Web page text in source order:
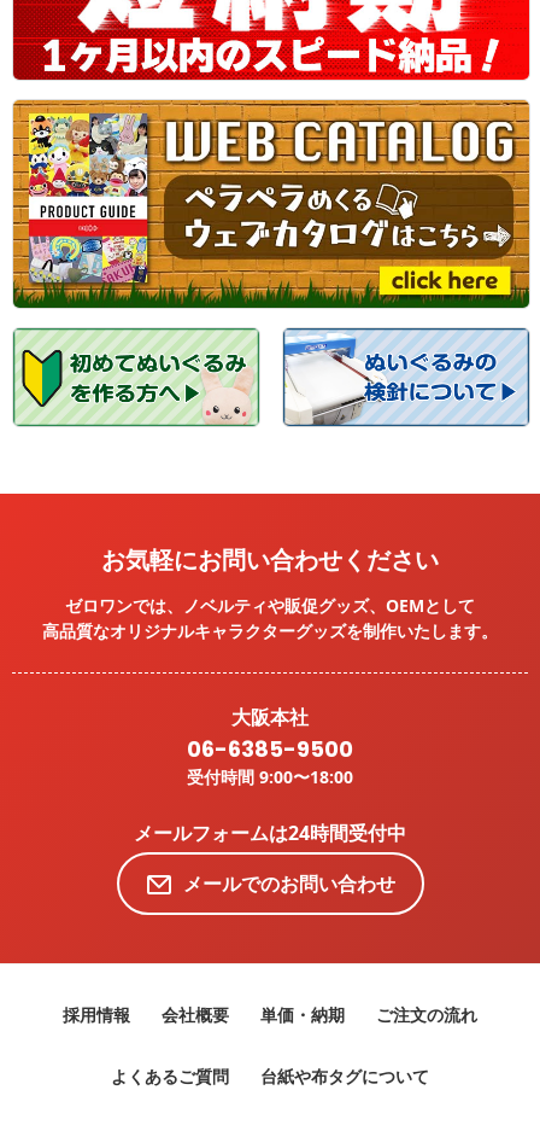
お気軽にお問い合わせください
ゼロワンでは、ノベルティや販促グッズ、OEMとして
高品質なオリジナルキャラクターグッズを制作いたします。
大阪本社
06-6385-9500
受付時間 9:00〜18:00
メールフォームは24時間受付中
メールでのお問い合わせ
採用情報 会社概要 単価・納期 ご注文の流れ
よくあるご質問 台紙や布タグについて